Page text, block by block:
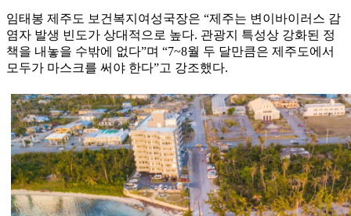
임태봉 제주도 보건복지여성국장은 “제주는 변이바이러스 감
염자 발생 빈도가 상대적으로 높다. 관광지 특성상 강화된 정
책을 내놓을 수밖에 없다”며 “7~8월 두 달만큼은 제주도에서
모두가 마스크를 써야 한다”고 강조했다.